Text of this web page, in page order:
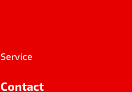
Service
Contact